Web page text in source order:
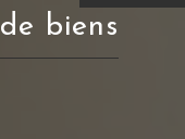
biens